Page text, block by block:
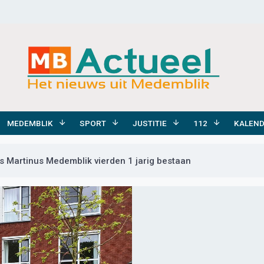
MEDEMBLIK SPORT JUSTITIE 112
Martinus Medemblik vierden 1 jarig bestaan